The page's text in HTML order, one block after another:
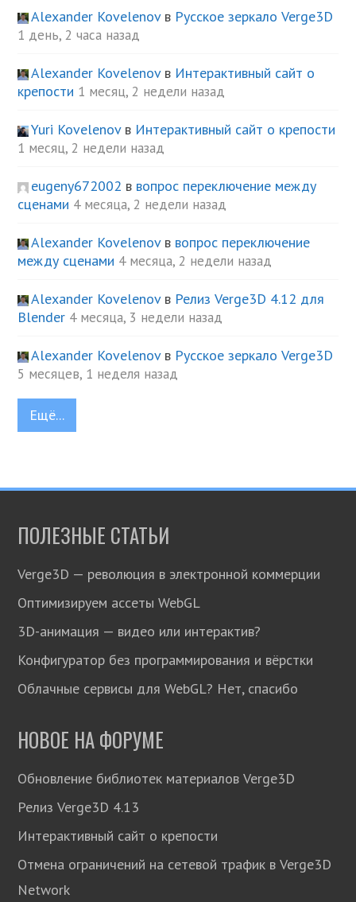
Alexander Kovelenovв Русское зеркало Verge3D
1 день, 2 часа назад
Alexander Kovelenovв Интерактивный сайт о
крепости 1 месяц, 2 недели назад
Yuri Kovelenovв Интерактивный сайт о крепости
1 месяц, 2 недели назад
eugeny672002 в вопрос переключение между
сценами 4 месяца, 2 недели назад
Alexander Kovelenovв вопрос переключение
между сценами 4 месяца, 2 недели назад
Alexander Kovelenovв Релиз Verge3D 4.12 для
Blender 4 месяца, 3 недели назад
Alexander Kovelenovв Русское зеркало Verge3D
5 месяцев, 1 неделя назад
Ещё...
ПОЛЕЗНЫЕ СТАТЬИ
Verge3D — революция в электронной коммерции
Оптимизируем ассеты WebGL
3D-анимация — видео или интерактив?
Конфигуратор без программирования и вёрстки
Облачные сервисы для WebGL? Нет, спасибо
НОВОЕ НА ФОРУМЕ
Обновление библиотек материалов Verge3D
Релиз Verge3D 4.13
Интерактивный сайт о крепости
Отмена ограничений на сетевой трафик в Verge3D
Network